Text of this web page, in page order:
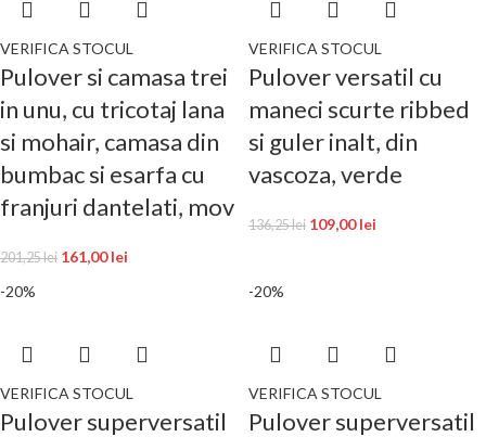
VERIFICA STOCUL
Pulover si camasa trei
in unu, cu tricotaj lana
si mohair, camasa din
bumbac si esarfa cu
franjuri dantelati, mov
201,25lei 161,00lei
VERIFICA STOCUL
Pulover versatil cu
maneci scurte ribbed
si guler inalt, din
vascoza, verde
136,25lei 109,00lei
-20%
VERIFICA STOCUL
Pulover superversatil
-20%
VERIFICA STOCUL
Pulover superversatil